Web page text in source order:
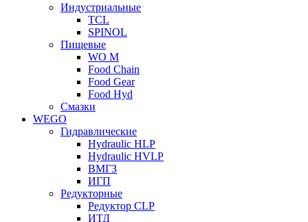
Индустриальные
TCL
SPINOL
Пищевые
WO M
Food Chain
Food Gear
Food Hyd
Смазки
WEGO
Гидравлические
Hydraulic HLP
Hydraulic HVLP
ВМГЗ
ИГП
Редукторные
Редуктор CLP
ИТД